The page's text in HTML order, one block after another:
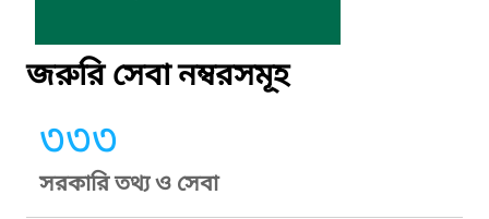
জরুরি সেবা নম্বরসমূহ
৩৩৩
সরকারি তথ্য ও সেবা